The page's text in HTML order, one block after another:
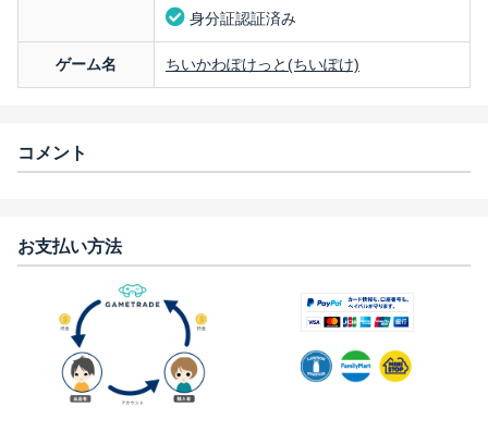
身分証認証済み
ゲーム名 ちいかわぽけっと(ちいぽけ)
コメント
お支払い方法